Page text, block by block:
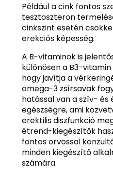
Például a cink fontos
tesztoszteron
cinkszint esetén
erekciós képesség.
A B-vitaminok is
különösen a B3-
hogy javítja a
omega-3 zsírsavak
hatással van a szív- és
egészségre, ami
erektilis diszfunkció
étrend-kiegészítők
fontos orvossal
minden kiegészítő
számára.